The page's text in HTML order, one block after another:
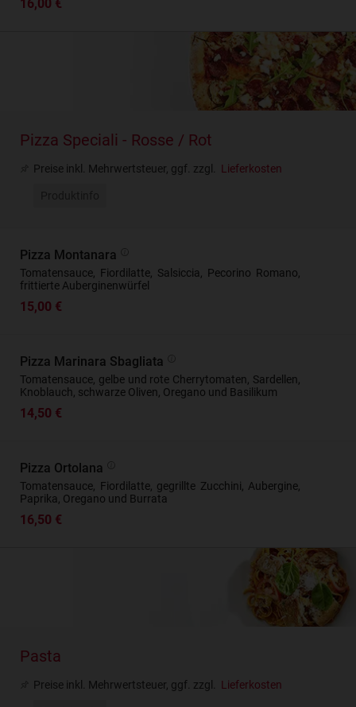
16,00 €
Pizza Speciali - Rosse / Rot
Preise inkl. Mehrwertsteuer, ggf. zzgl. Lieferkosten
Pizza Montanara
Tomatensauce, Fiordilatte, Salsiccia, Pecorino Romano,
frittierte Auberginenwürfel
15,00 €
Pizza Marinara Sbagliata
Tomatensauce, gelbe und rote Cherrytomaten, Sardellen,
Knoblauch, schwarze Oliven, Oregano und Basilikum
14,50 €
Pizza Ortolana
Tomatensauce, Fiordilatte, gegrillte Zucchini, Aubergine,
Paprika, Oregano und Burrata
16,50 €
Pasta
Preise inkl. Mehrwertsteuer, ggf. zzgl. Lieferkosten